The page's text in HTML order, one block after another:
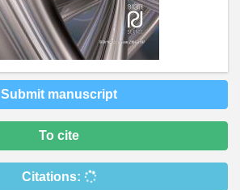
Submit manuscript
To cite
Citations: